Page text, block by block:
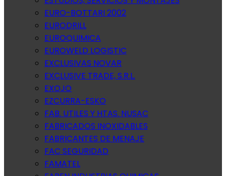
EURO-BOTTARI 2002
EURODRILL
EUROQUIMICA
EUROWELD LOGISTIC
EXCLUSIVAS NOVAR
EXCLUSIVE TRADE, S.R.L.
EXOJO
EZCURRA-ESKO
FAB. UTILES Y HTAS. NUSAC
FABRICADOS INOXIDABLES
FABRICANTES DE MENAJE
FAC SEGURIDAD
FAMATEL